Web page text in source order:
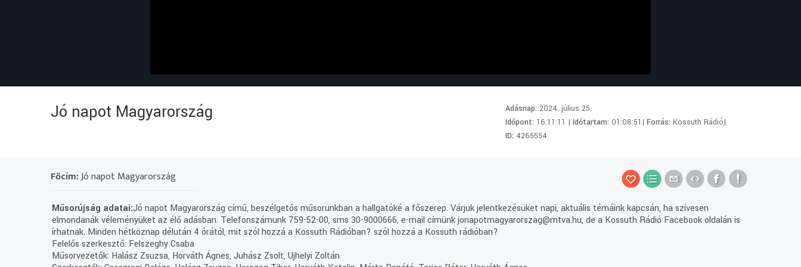
Jó napot Magyarország Adásnap:2024. július 25.
Időpont: 16:11:11 |Időtartam:01:08:51|Forrás:Kossuth Rádió|
ID:4265554
Főcím:Jó napot Magyarország
Műsorújság adatai:Jó napot Magyarország című, beszélgetős műsorunkban a hallgatóké a főszerep. Várjuk jelentkezésüket napi, aktuális témáink kapcsán, ha szívesen
elmondanák véleményüket az élő adásban. Telefonszámunk 759-52-00, sms 30-9000666, e-mail címünk jonapotmagyarorszag@mtva.hu, de a Kossuth Rádió Facebook oldalán is
írhatnak. Minden hétköznap délután 4 órától, mit szól hozzá a Kossuth Rádióban? szól hozzá a Kossuth rádióban?
Felelős szerkesztő: Felszeghy Csaba
Műsorvezetők: Halász Zsuzsa, Horváth Ágnes, Juhász Zsolt, Ujhelyi Zoltán